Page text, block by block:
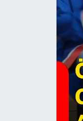
11:11 MANŞET